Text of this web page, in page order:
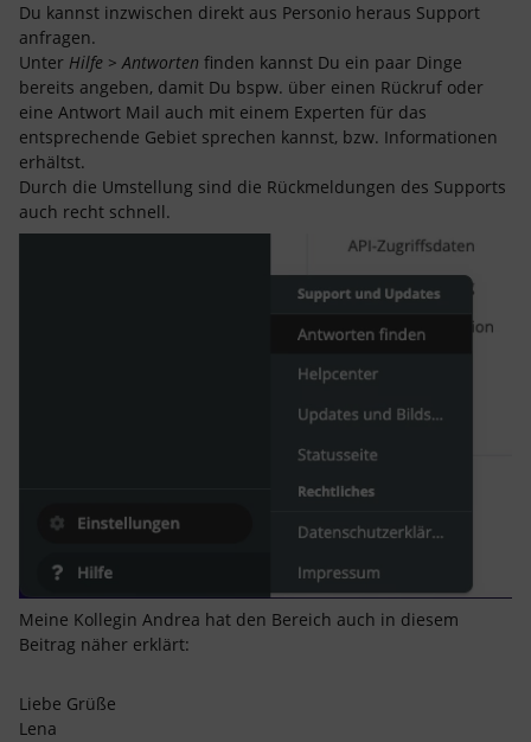
Du kannst inzwischen direkt aus Personio heraus Support
anfragen.
Unter Hilfe > Antworten finden kannst Du ein paar Dinge
bereits angeben, damit Du bspw. über einen Rückruf oder
eine Antwort Mail auch mit einem Experten für das
entsprechende Gebiet sprechen kannst, bzw. Informationen
erhältst.
Durch die Umstellung sind die Rückmeldungen des Supports
auch recht schnell.
Meine Kollegin Andrea hat den Bereich auch in diesem
Beitrag näher erklärt:
Liebe Grüße
Lena